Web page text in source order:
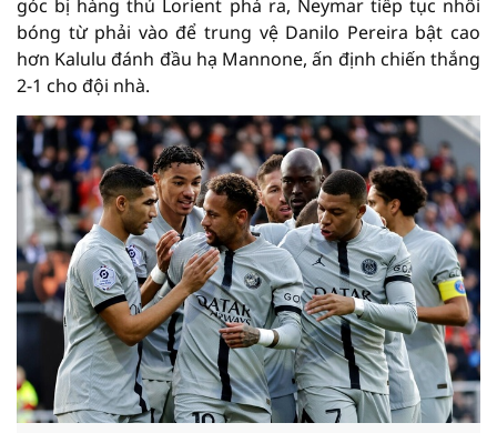
góc bị hàng thủ Lorient phá ra, Neymar tiếp tục nhồi
bóng từ phải vào để trung vệ Danilo Pereira bật cao
hơn Kalulu đánh đầu hạ Mannone, ấn định chiến thắng
2-1 cho đội nhà.